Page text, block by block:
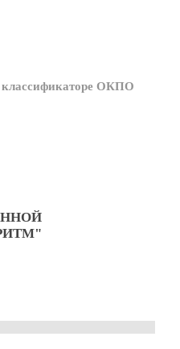
классификаторе ОКПО